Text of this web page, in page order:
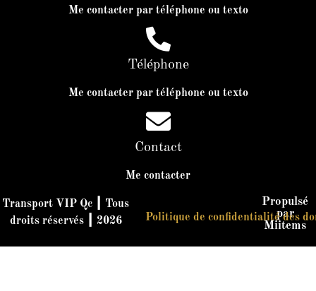
Me contacter par téléphone ou texto
Téléphone
Me contacter par téléphone ou texto
Contact
Me contacter
Transport VIP Qc ┃ Tous
droits réservés ┃ 2026
Politique de confidentialité des
Propulsé
par
Miitems